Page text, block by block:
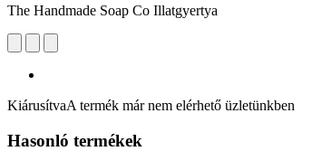
The Handmade Soap Co Illatgyertya
KiárusítvaA termék már nem elérhető üzletünkben
Hasonló termékek